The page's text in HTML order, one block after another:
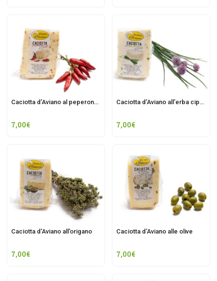
Caciotta d’Aviano al peperoncino
7,00€
Caciotta d’Aviano all’erba cipollina
7,00€
Caciotta d’Aviano all’origano
7,00€
Caciotta d’Aviano alle olive
7,00€